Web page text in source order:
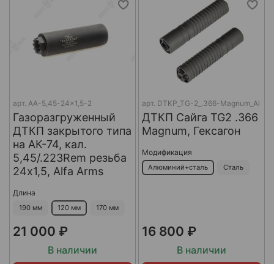
арт. AA-5,45-24x1,5-2
Газоразгруженный
ДТКП закрытого типа
на АК-74, кал.
5,45/.223Rem резьба
24х1,5, Alfa Arms
Длина
190 мм 120 мм 170 мм
21 000 ₽
В наличии
арт. DTKP_TG-2_.366-Magnum_Al
ДТКП Сайга TG2 .366
Magnum, Гексагон
Модификация
Алюминий+сталь Сталь
16 800 ₽
В наличии